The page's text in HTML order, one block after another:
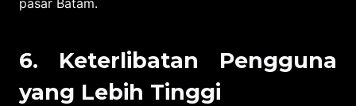
6. Keterlibatan Pengguna
yang Lebih Tinggi